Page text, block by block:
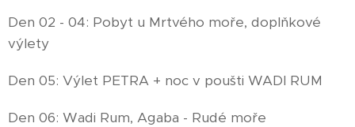
Den 02 - 04: Pobyt u Mrtvého moře, doplňkové
výlety
Den 05: Výlet PETRA + noc v poušti WADI RUM
Den 06: Wadi Rum, Agaba - Rudé moře